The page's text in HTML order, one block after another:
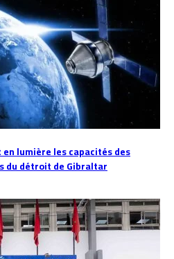
lumière les capacités des
du détroit de Gibraltar